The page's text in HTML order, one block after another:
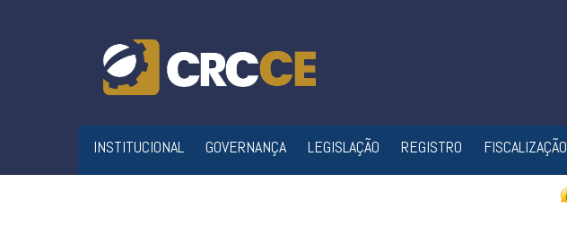
INSTITUCIONAL GOVERNANÇA LEGISLAÇÃO REGISTRO FISCALIZAÇÃO